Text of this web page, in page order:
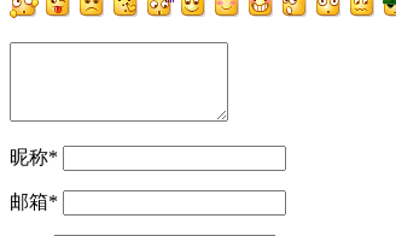
昵称*
邮箱*